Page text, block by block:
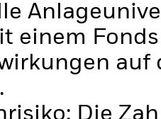
einem
Die